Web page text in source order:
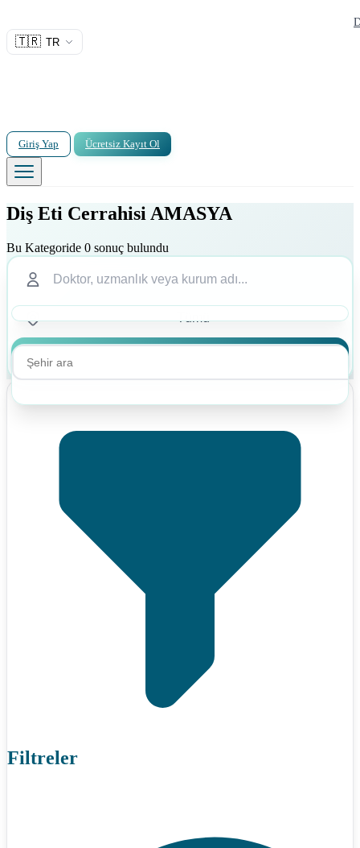
🇹🇷 TR
Giriş Yap Ücretsiz Kayıt Ol
Diş Eti Cerrahisi AMASYA
Bu Kategoride 0 sonuç bulundu
Filtreler